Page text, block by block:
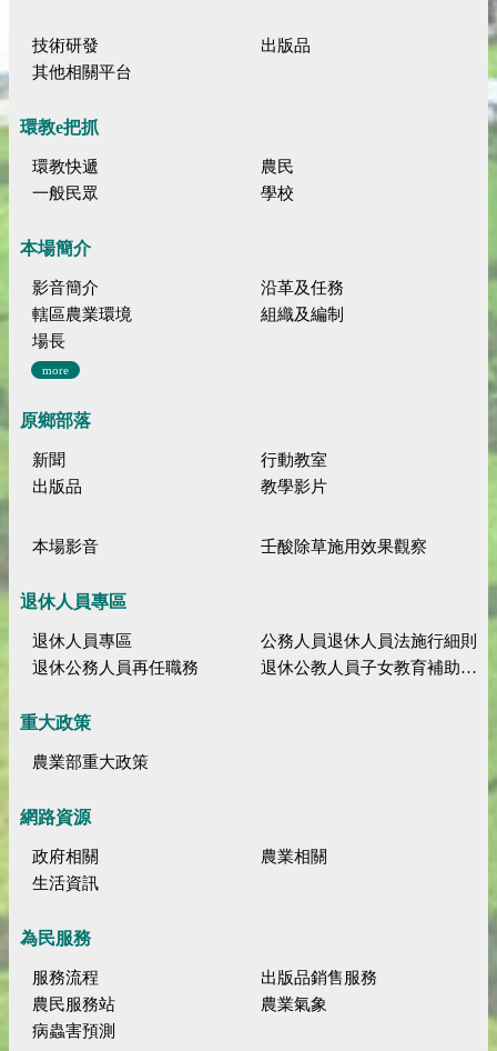
技術研發
出版品
其他相關平台
環教e把抓
環教快遞
農民
一般民眾
學校
本場簡介
影音簡介
沿革及任務
轄區農業環境
組織及編制
場長
more
原鄉部落
新聞
行動教室
出版品
教學影片
本場影音 壬酸除草施用效果觀察
退休人員專區
退休人員專區
公務人員退休人員法施行細則
退休公務人員再任職務
退休公教人員子女教育補助規定
重大政策
農業部重大政策
網路資源
政府相關
農業相關
生活資訊
為民服務
服務流程
出版品銷售服務
農民服務站
農業氣象
病蟲害預測